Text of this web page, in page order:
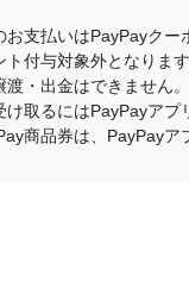
お支払いはPayPayク
付与対象外となります
・出金はできません。
け取るにはPayPayア
商品券は、PayPay